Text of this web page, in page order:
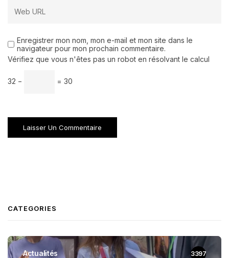
Enregistrer mon nom, mon e-mail et mon site dans le
navigateur pour mon prochain commentaire.
Vérifiez que vous n'êtes pas un robot en résolvant le calcul
32 − = 30
CATEGORIES
Actualités 3397